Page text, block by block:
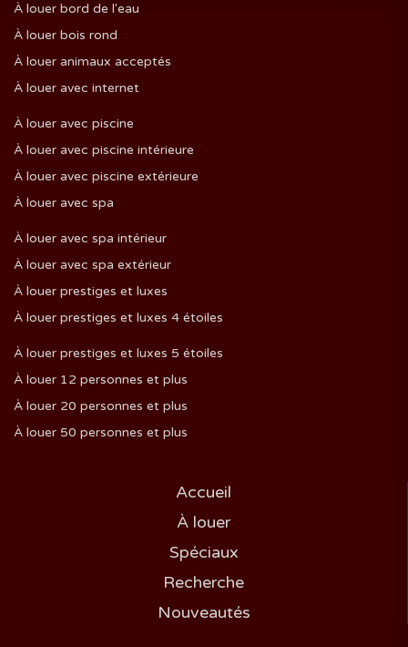
À louer bord de l'eau
À louer bois rond
À louer animaux acceptés
À louer avec internet
À louer avec piscine
À louer avec piscine intérieure
À louer avec piscine extérieure
À louer avec spa
À louer avec spa intérieur
À louer avec spa extérieur
À louer prestiges et luxes
À louer prestiges et luxes 4 étoiles
À louer prestiges et luxes 5 étoiles
À louer 12 personnes et plus
À louer 20 personnes et plus
À louer 50 personnes et plus
Accueil
À louer
Spéciaux
Recherche
Nouveautés